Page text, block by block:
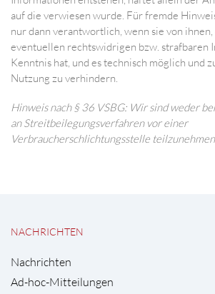
auf die verwiesen wurde. Für fremde
nur dann verantwortlich, wenn sie von ihnen,
eventuellen rechtswidrigen bzw. strafbaren
Kenntnis hat, und es technisch möglich und
Nutzung zu verhindern.
Hinweis nach § 36 VSBG: Wir sind weder
an Streitbeilegungsverfahren vor einer
Verbraucherschlichtungsstelle
NACHRICHTEN
Nachrichten
Ad-hoc-Mitteilungen